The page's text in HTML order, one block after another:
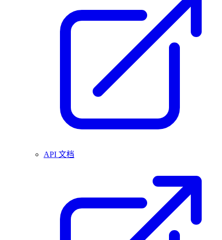
API 文档